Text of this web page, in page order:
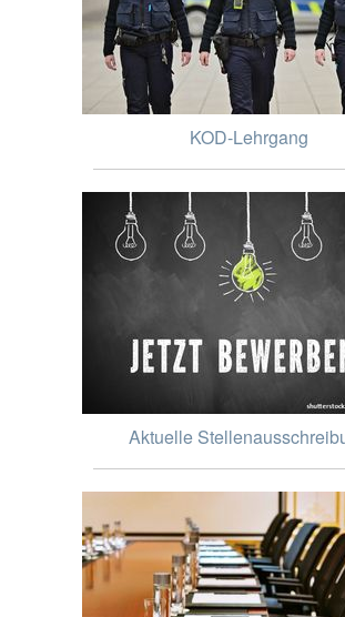
KOD-Lehrgang
Aktuelle